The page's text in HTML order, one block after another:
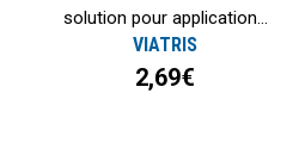
solution pour application...
VIATRIS
2,69€